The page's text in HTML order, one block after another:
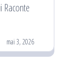
Raconte
mai 3, 2026